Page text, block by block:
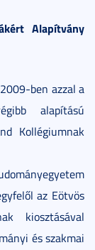
Alapítvány
ben azzal a
alapítású
Kollégiumnak
az Eötvös
kiosztásával
és szakmai